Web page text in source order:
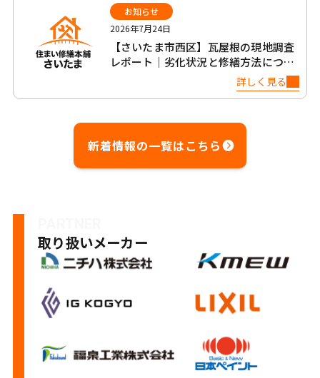
お知らせ
2026年7月24日
【さいたま市西区】瓦屋根の現地調査
レポート｜劣化状況と修繕方法につい
詳しく見る
新着情報の一覧はこちら
取り扱いメーカー